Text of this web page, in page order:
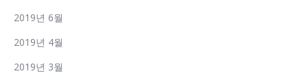
2019년 6월
2019년 4월
2019년 3월